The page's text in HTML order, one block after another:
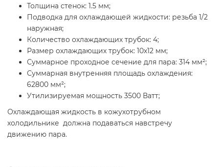
Толщина стенок: 1.5 мм;
Подводка для охлаждающей жидкости: резьба 1/2
наружная;
Количество охлаждающих трубок: 4;
Размер охлаждающих трубок: 10x12 мм;
Суммарное проходное сечение для пара: 314 мм²;
Суммарная внутренняя площадь охлаждения:
62800 мм²;
Утилизируемая мощность 3500 Ватт;
Охлаждающая жидкость в кожухотрубном
холодильнике должна подаваться навстречу
движению пара.